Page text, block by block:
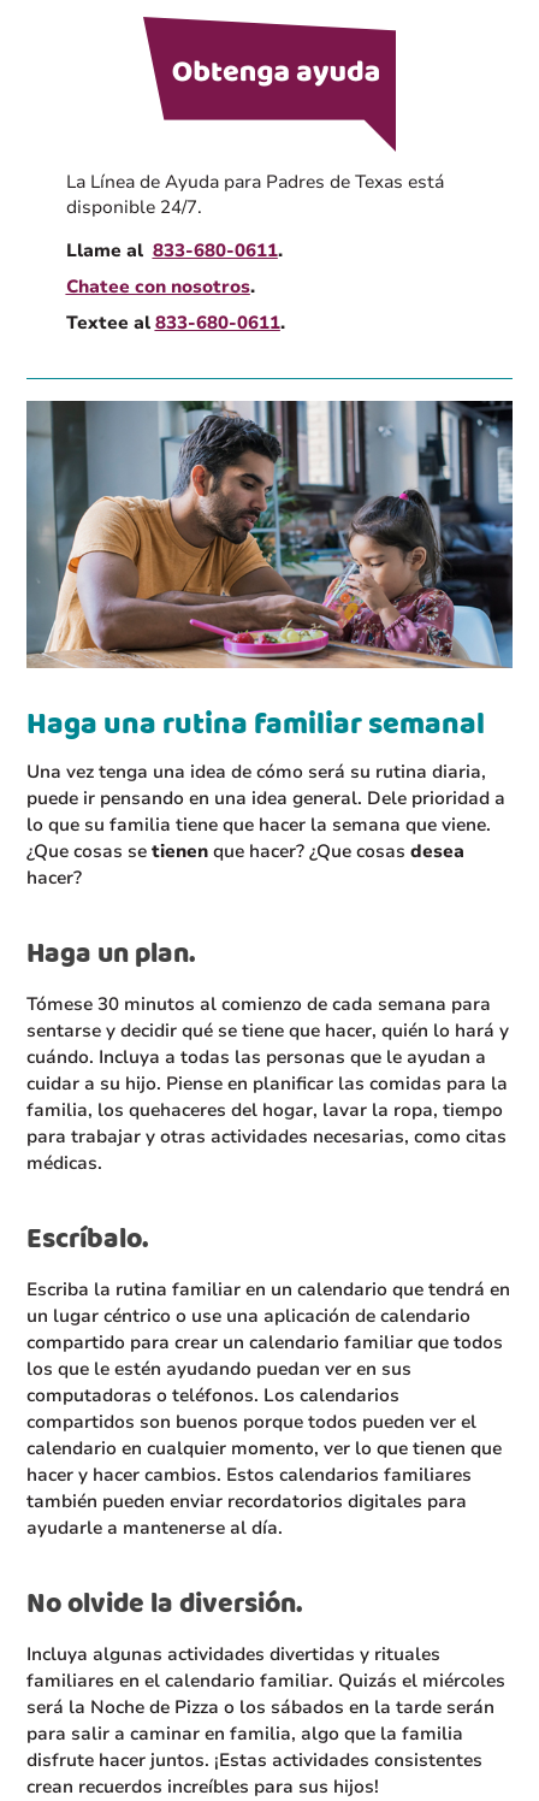
La Línea de Ayuda para Padres de Texas está
disponible 24/7.
Llame al 833-680-0611.
Chatee con nosotros.
Textee al 833-680-0611.
Haga una rutina familiar semanal
Una vez tenga una idea de cómo será su rutina diaria,
puede ir pensando en una idea general. Dele prioridad a
lo que su familia tiene que hacer la semana que viene.
¿Que cosas setienen que hacer? ¿Que cosasdesea
hacer?
Haga un plan.
Tómese 30 minutos al comienzo de cada semana para
sentarse y decidir qué se tiene que hacer, quién lo hará y
cuándo. Incluya a todas las personas que le ayudan a
cuidar a su hijo. Piense en planificar las comidas para la
familia, los quehaceres del hogar, lavar la ropa, tiempo
para trabajar y otras actividades necesarias, como citas
médicas.
Escríbalo.
Escriba la rutina familiar en un calendario que tendrá en
un lugar céntrico o use una aplicación de calendario
compartido para crear un calendario familiar que todos
los que le estén ayudando puedan ver en sus
computadoras o teléfonos. Los calendarios
compartidos son buenos porque todos pueden ver el
calendario en cualquier momento, ver lo que tienen que
hacer y hacer cambios. Estos calendarios familiares
también pueden enviar recordatorios digitales para
ayudarle a mantenerse al día.
No olvide la diversión.
Incluya algunas actividades divertidas y rituales
familiares en el calendario familiar. Quizás el miércoles
será la Noche de Pizza o los sábados en la tarde serán
para salir a caminar en familia, algo que la familia
disfrute hacer juntos. ¡Estas actividades consistentes
crean recuerdos increíbles para sus hijos!